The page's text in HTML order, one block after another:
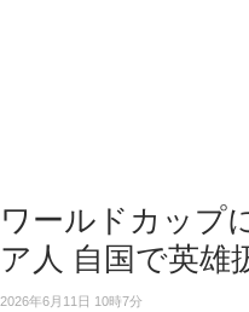
ワールドカップ
ア人 自国で英雄
2026年6月11日 10時7分